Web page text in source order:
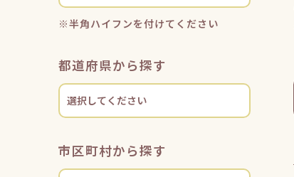
※半角ハイフンを付けてください
都道府県から探す
市区町村から探す